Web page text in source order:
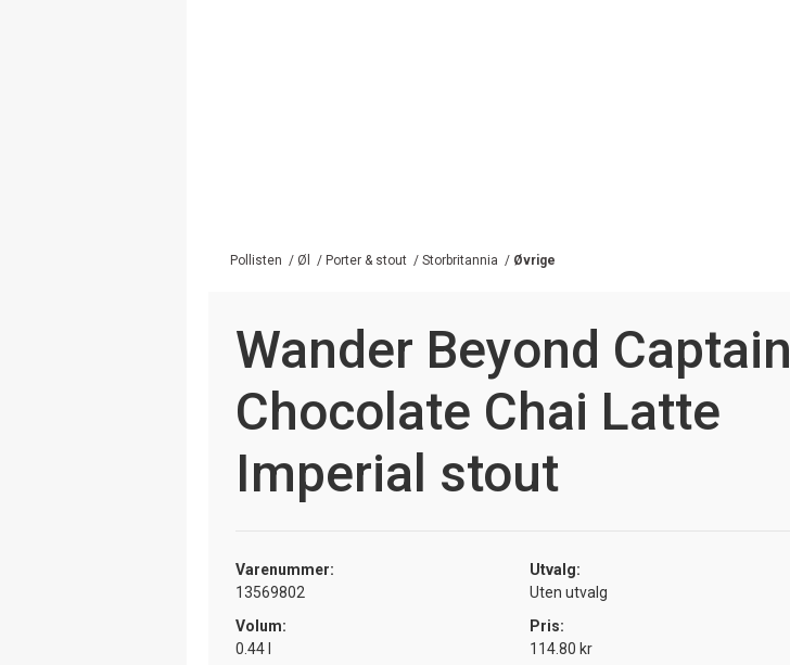
Pollisten / Øl / Porter & stout / Storbritannia / Øvrige
Wander Beyond Captain
Chocolate Chai Latte
Imperial stout
Varenummer:
13569802
Utvalg:
Uten utvalg
Volum:
0.44 l
Pris:
114.80 kr